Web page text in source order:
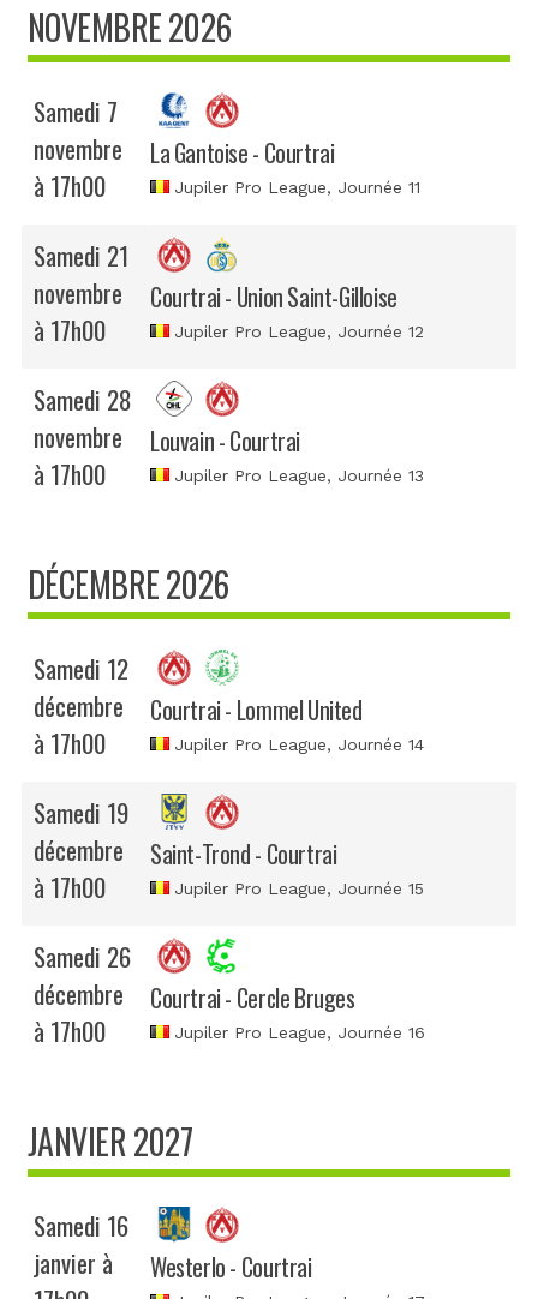
NOVEMBRE 2026
Samedi 7
novembre
à 17h00
La Gantoise - Courtrai
Jupiler Pro League, Journée 11
Samedi 21
novembre
à 17h00
Courtrai - Union Saint-Gilloise
Jupiler Pro League, Journée 12
Samedi 28
novembre
à 17h00
Louvain - Courtrai
Jupiler Pro League, Journée 13
DÉCEMBRE 2026
Samedi 12
décembre
à 17h00
Courtrai - Lommel United
Jupiler Pro League, Journée 14
Samedi 19
décembre
à 17h00
Saint-Trond - Courtrai
Jupiler Pro League, Journée 15
Samedi 26
décembre
à 17h00
Courtrai - Cercle Bruges
Jupiler Pro League, Journée 16
JANVIER 2027
Samedi 16
janvier à
Westerlo - Courtrai